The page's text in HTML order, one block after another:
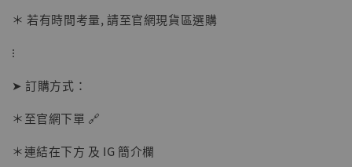
＊ 若有時間考量, 請至官網現貨區選購
⁝
➤ 訂購方式：
＊至官網下單 🔗
＊連結在下方 及 IG 簡介欄